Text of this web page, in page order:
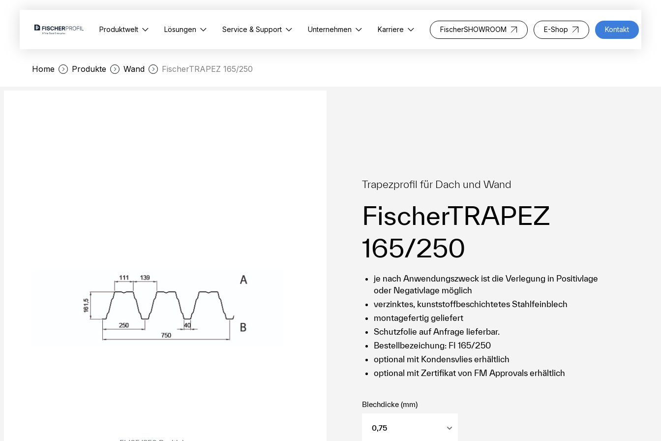
Produktwelt Lösungen Service & Support Unternehmen Karriere FischerSHOWROOM E-Shop Kontakt
Home Produkte Wand FischerTRAPEZ 165/250
Trapezprofil für Dach und Wand
FischerTRAPEZ
165/250
je nach Anwendungszweck ist die Verlegung in Positivlage
oder Negativlage möglich
verzinktes, kunststoffbeschichtetes Stahlfeinblech
montagefertig geliefert
Schutzfolie auf Anfrage lieferbar.
Bestellbezeichung: FI 165/250
optional mit Kondensvlies erhältlich
optional mit Zertifikat von FM Approvals erhältlich
Blechdicke (mm)